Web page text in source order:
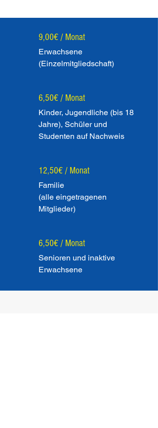
9,00€ / Monat
Erwachsene
(Einzelmitgliedschaft)
6,50€ / Monat
Kinder, Jugendliche (bis 18
Jahre), Schüler und
Studenten auf Nachweis
12,50€ / Monat
Familie
(alle eingetragenen
Mitglieder)
6,50€ / Monat
Senioren und inaktive
Erwachsene